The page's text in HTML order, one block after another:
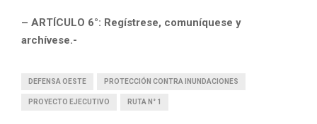
– ARTÍCULO 6°: Regístrese, comuníquese y
archívese.-
DEFENSA OESTE PROTECCIÓN CONTRA INUNDACIONES
PROYECTO EJECUTIVO RUTA N° 1